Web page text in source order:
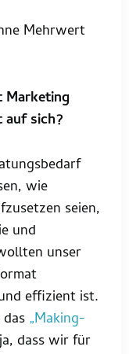
Mehrwert
Marketing
auf sich?
wie
seien,
und
unser
effizient ist.
„Making-
dass wir für